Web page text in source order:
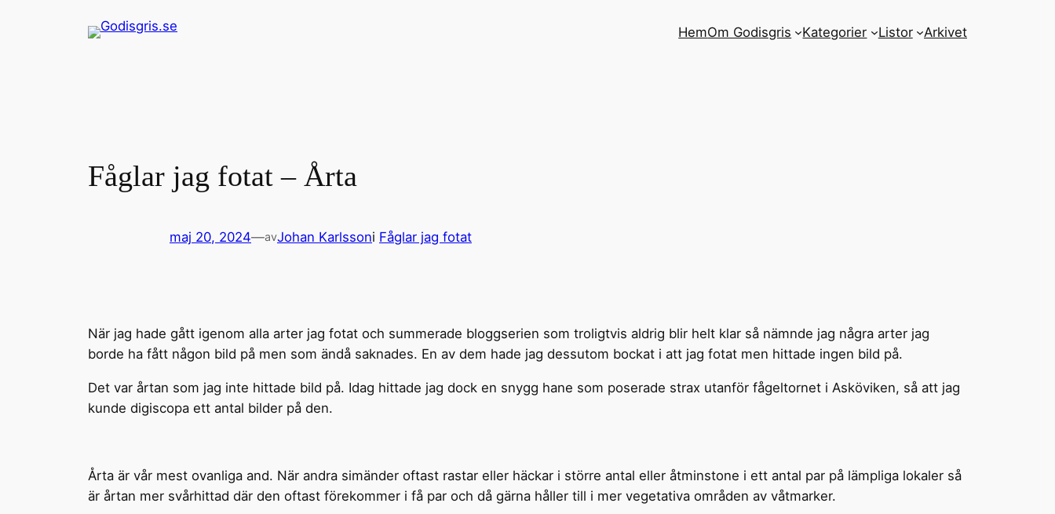
HemOm Godisgris Kategorier Listor Arkivet
Fåglar jag fotat – Årta
maj 20, 2024—avJohan Karlssoni Fåglar jag fotat
När jag hade gått igenom alla arter jag fotat och summerade bloggserien som troligtvis aldrig blir helt klar så nämnde jag några arter jag
borde ha fått någon bild på men som ändå saknades. En av dem hade jag dessutom bockat i att jag fotat men hittade ingen bild på.
Det var årtan som jag inte hittade bild på. Idag hittade jag dock en snygg hane som poserade strax utanför fågeltornet i Asköviken, så att jag
kunde digiscopa ett antal bilder på den.
Årta är vår mest ovanliga and. När andra simänder oftast rastar eller häckar i större antal eller åtminstone i ett antal par på lämpliga lokaler så
är årtan mer svårhittad där den oftast förekommer i få par och då gärna håller till i mer vegetativa områden av våtmarker.